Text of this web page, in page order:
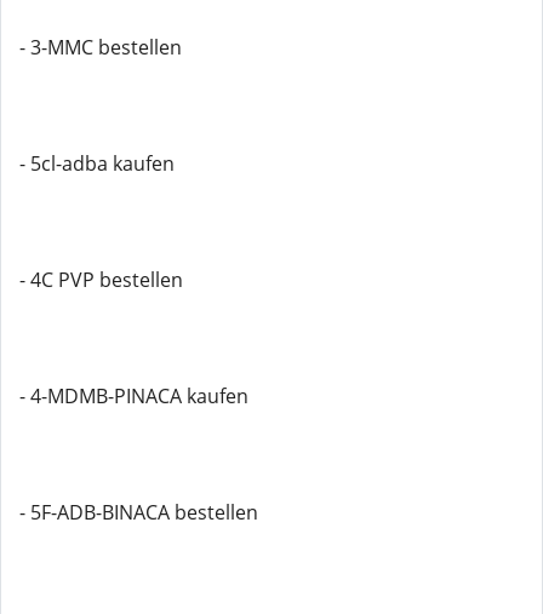
- 3-MMC bestellen
- 5cl-adba kaufen
- 4C PVP bestellen
- 4-MDMB-PINACA kaufen
- 5F-ADB-BINACA bestellen